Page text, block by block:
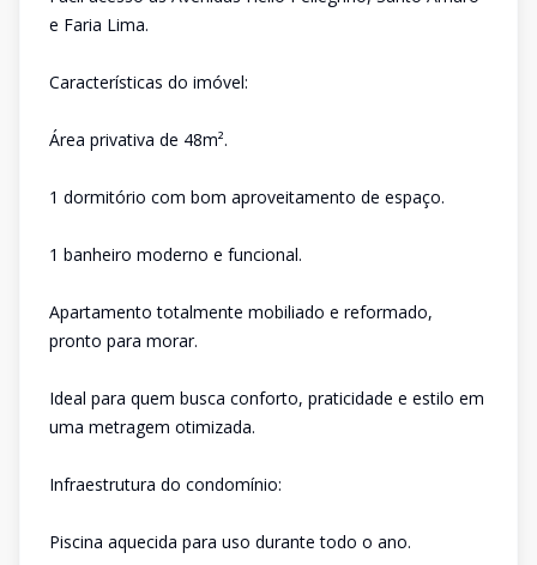
e Faria Lima.
Características do imóvel:
Área privativa de 48m².
1 dormitório com bom aproveitamento de espaço.
1 banheiro moderno e funcional.
Apartamento totalmente mobiliado e reformado,
pronto para morar.
Ideal para quem busca conforto, praticidade e estilo em
uma metragem otimizada.
Infraestrutura do condomínio:
Piscina aquecida para uso durante todo o ano.